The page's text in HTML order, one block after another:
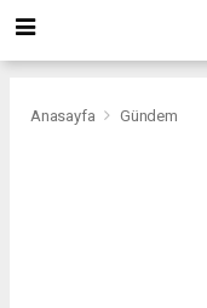
Anasayfa Gündem